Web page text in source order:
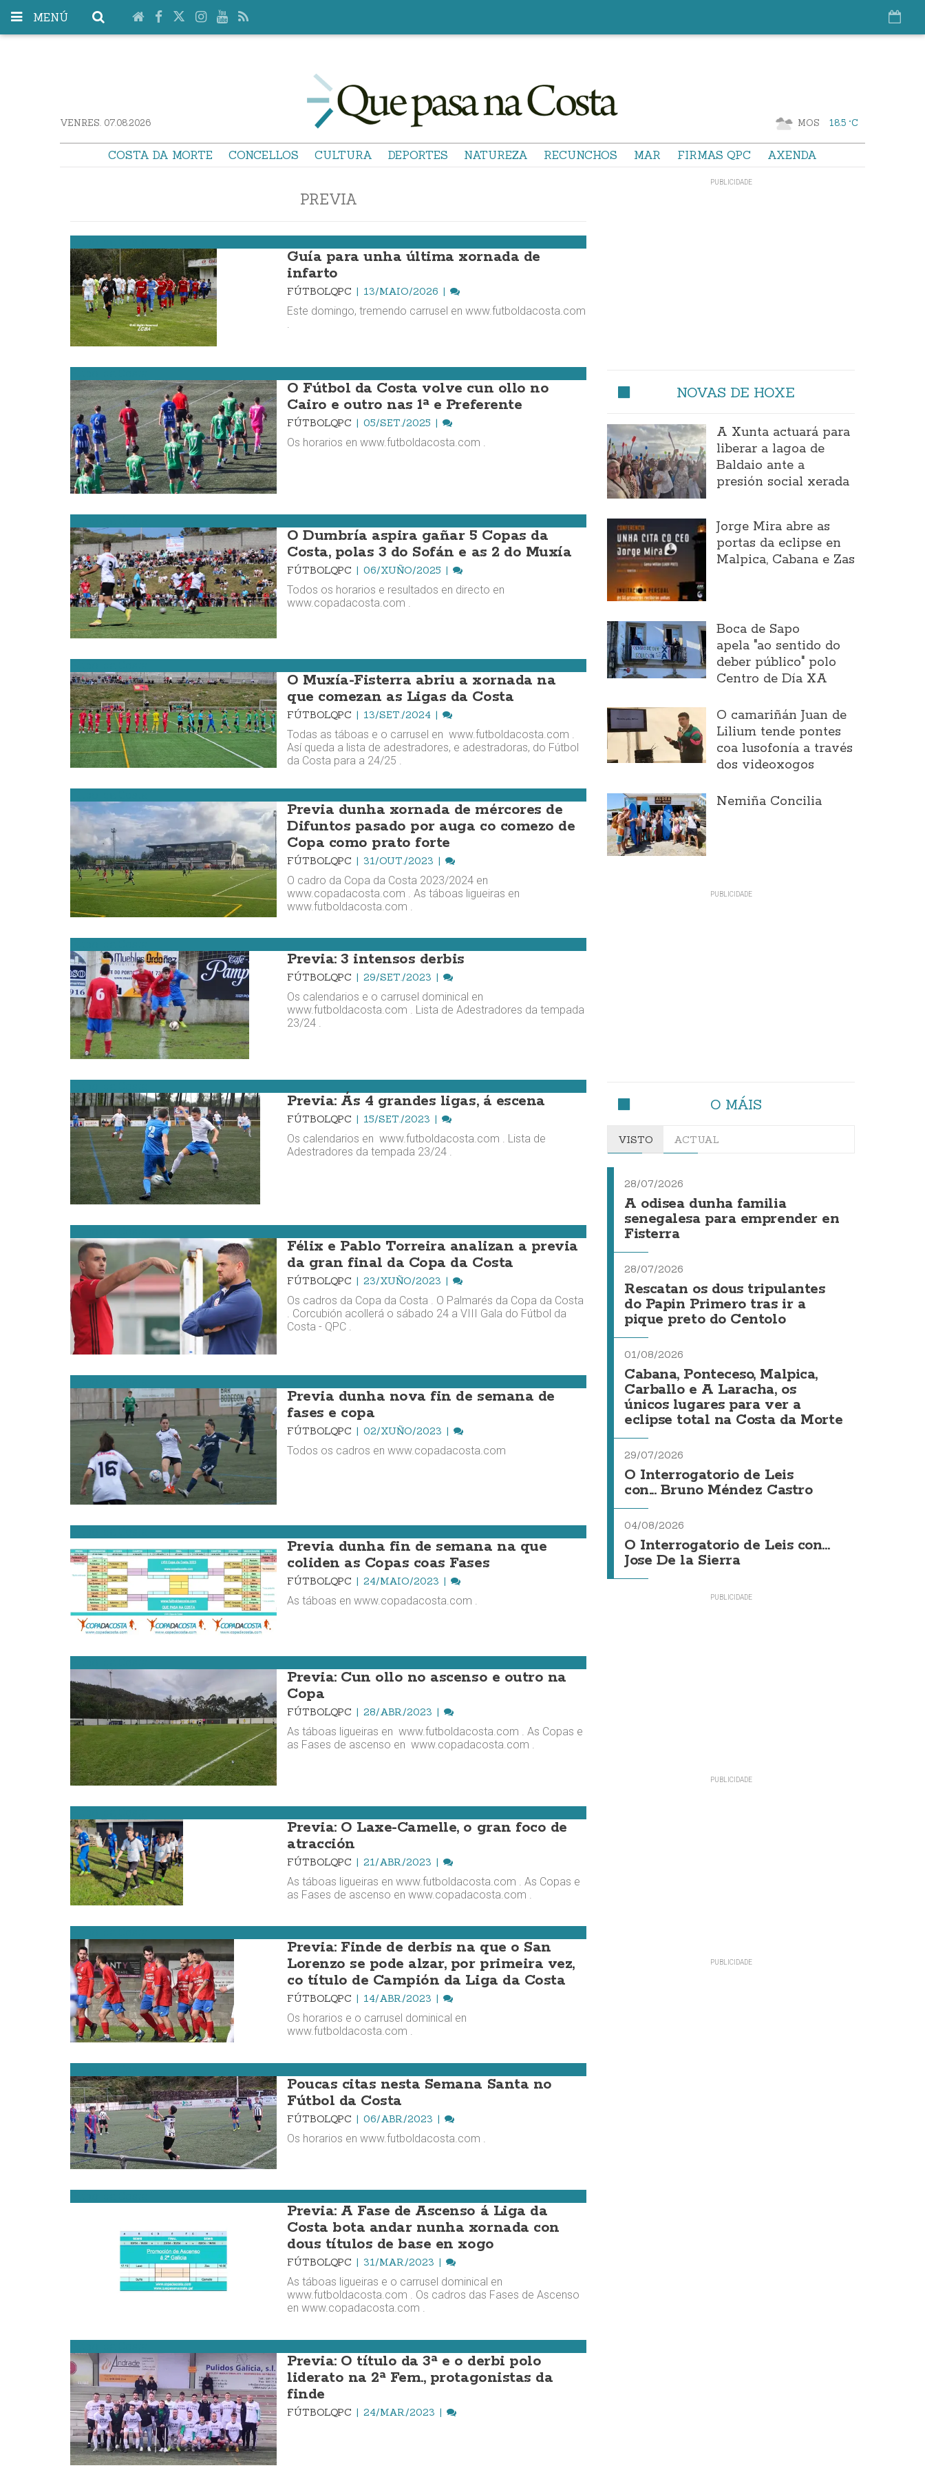
MENÚ
VENRES. 07.08.2026 MOS 18.5 °C
COSTA DA MORTE CONCELLOS CULTURA DEPORTES NATUREZA RECUNCHOS MAR FIRMAS QPC AXENDA
PREVIA
Guía para unha última xornada de
infarto
FÚTBOLQPC 13/MAIO/2026
Este domingo, tremendo carrusel en www.futboldacosta.com
.
O Fútbol da Costa volve cun ollo no
Cairo e outro nas 1ª e Preferente
FÚTBOLQPC 05/SET./2025
Os horarios en www.futboldacosta.com .
O Dumbría aspira gañar 5 Copas da
Costa, polas 3 do Sofán e as 2 do Muxía
FÚTBOLQPC 06/XUÑO/2025
Todos os horarios e resultados en directo en
www.copadacosta.com .
O Muxía-Fisterra abriu a xornada na
que comezan as Ligas da Costa
FÚTBOLQPC 13/SET./2024
Todas as táboas e o carrusel en www.futboldacosta.com .
Así queda a lista de adestradores, e adestradoras, do Fútbol
da Costa para a 24/25 .
Previa dunha xornada de mércores de
Difuntos pasado por auga co comezo de
Copa como prato forte
FÚTBOLQPC 31/OUT./2023
O cadro da Copa da Costa 2023/2024 en
www.copadacosta.com . As táboas ligueiras en
www.futboldacosta.com .
Previa: 3 intensos derbis
FÚTBOLQPC 29/SET./2023
Os calendarios e o carrusel dominical en
www.futboldacosta.com . Lista de Adestradores da tempada
23/24 .
Previa: Ás 4 grandes ligas, á escena
FÚTBOLQPC 15/SET./2023
Os calendarios en www.futboldacosta.com . Lista de
Adestradores da tempada 23/24 .
Félix e Pablo Torreira analizan a previa
da gran final da Copa da Costa
FÚTBOLQPC 23/XUÑO/2023
Os cadros da Copa da Costa . O Palmarés da Copa da Costa
. Corcubión acollerá o sábado 24 a VIII Gala do Fútbol da
Costa - QPC .
Previa dunha nova fin de semana de
fases e copa
FÚTBOLQPC 02/XUÑO/2023
Todos os cadros en www.copadacosta.com
Previa dunha fin de semana na que
coliden as Copas coas Fases
FÚTBOLQPC 24/MAIO/2023
As táboas en www.copadacosta.com .
Previa: Cun ollo no ascenso e outro na
Copa
FÚTBOLQPC 28/ABR./2023
As táboas ligueiras en www.futboldacosta.com . As Copas e
as Fases de ascenso en www.copadacosta.com .
Previa: O Laxe-Camelle, o gran foco de
atracción
FÚTBOLQPC 21/ABR./2023
As táboas ligueiras en www.futboldacosta.com . As Copas e
as Fases de ascenso en www.copadacosta.com .
Previa: Finde de derbis na que o San
Lorenzo se pode alzar, por primeira vez,
co título de Campión da Liga da Costa
FÚTBOLQPC 14/ABR./2023
Os horarios e o carrusel dominical en
www.futboldacosta.com .
Poucas citas nesta Semana Santa no
Fútbol da Costa
FÚTBOLQPC 06/ABR./2023
Os horarios en www.futboldacosta.com .
Previa: A Fase de Ascenso á Liga da
Costa bota andar nunha xornada con
dous títulos de base en xogo
FÚTBOLQPC 31/MAR./2023
As táboas ligueiras e o carrusel dominical en
www.futboldacosta.com . Os cadros das Fases de Ascenso
en www.copadacosta.com .
Previa: O título da 3ª e o derbi polo
liderato na 2ª Fem., protagonistas da
finde
FÚTBOLQPC 24/MAR./2023
NOVAS DE HOXE
A Xunta actuará para
liberar a lagoa de
Baldaio ante a
presión social xerada
Jorge Mira abre as
portas da eclipse en
Malpica, Cabana e Zas
Boca de Sapo
apela "ao sentido do
deber público" polo
Centro de Día XA
O camariñán Juan de
Lilium tende pontes
coa lusofonía a través
dos videoxogos
Nemiña Concilia
O MÁIS
VISTO ACTUAL
28/07/2026
A odisea dunha familia
senegalesa para emprender en
Fisterra
28/07/2026
Rescatan os dous tripulantes
do Papin Primero tras ir a
pique preto do Centolo
01/08/2026
Cabana, Ponteceso, Malpica,
Carballo e A Laracha, os
únicos lugares para ver a
eclipse total na Costa da Morte
29/07/2026
O Interrogatorio de Leis
con... Bruno Méndez Castro
04/08/2026
O Interrogatorio de Leis con...
Jose De la Sierra